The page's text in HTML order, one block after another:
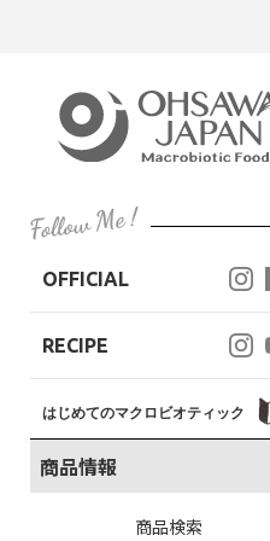
OFFICIAL
RECIPE
はじめてのマクロビオティック
商品情報
商品検索